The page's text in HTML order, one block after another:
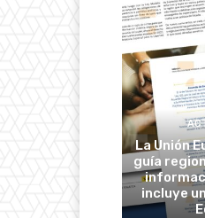
La Unión
guía
incluye